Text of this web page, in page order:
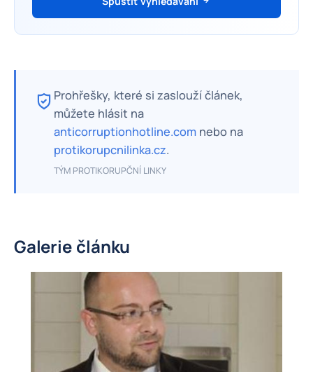
Prohřešky, které si zaslouží článek,
můžete hlásit na
anticorruptionhotline.com nebo na
protikorupcnilinka.cz.
TÝM PROTIKORUPČNÍ LINKY
Galerie článku